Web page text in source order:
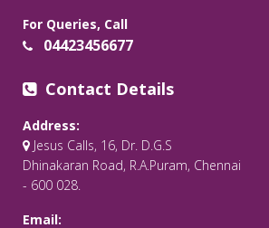
For Queries, Call
04423456677
Contact Details
Address:
Jesus Calls, 16, Dr. D.G.S
Dhinakaran Road, R.A.Puram, Chennai
- 600 028.
Email: